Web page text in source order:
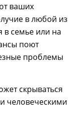
ваших
в любой из
в семье или на
поют
проблемы
скрываться
человеческими